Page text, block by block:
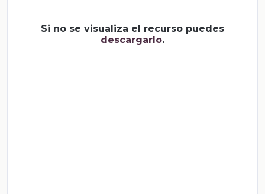
Si no se visualiza el recurso puedes
descargarlo.